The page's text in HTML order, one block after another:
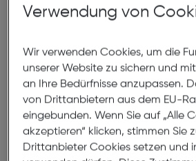
Diese Herrenbrille von Studio
klassische und zeitlose Ästhetik.
verleiht dieser eleganten Brille
Studio Milano hat es geschafft,
Modernität in dieser Brille zu
zeitgemäße Interpretation eines
geschaffen haben. Die schwarze
dieser Brille einen Hauch von
während das rechteckige Design
Verwendung von
Wir verwenden Cookies, um die
unserer Website zu sichern und
an Ihre Bedürfnisse anzupassen.
von Drittanbietern aus dem EU-
eingebunden. Wenn Sie auf „Alle
akzeptieren“ klicken, stimmen Sie
Drittanbieter Cookies setzen und